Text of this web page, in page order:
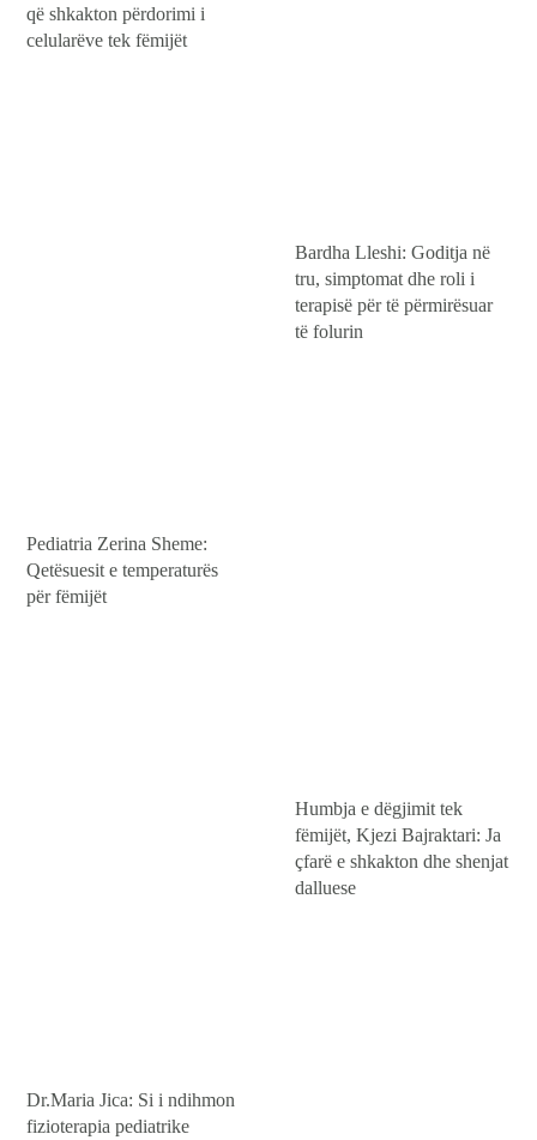
që shkakton përdorimi i
celularëve tek fëmijët
Bardha Lleshi: Goditja në
tru, simptomat dhe roli i
terapisë për të përmirësuar
të folurin
Pediatria Zerina Sheme:
Qetësuesit e temperaturës
për fëmijët
Humbja e dëgjimit tek
fëmijët, Kjezi Bajraktari: Ja
çfarë e shkakton dhe shenjat
dalluese
Dr.Maria Jica: Si i ndihmon
fizioterapia pediatrike